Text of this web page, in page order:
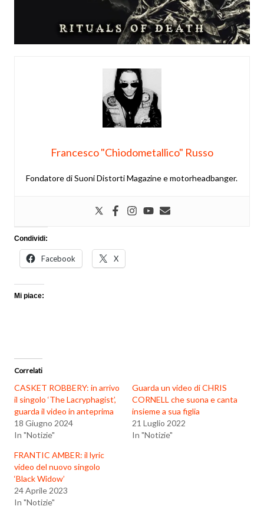
Francesco "Chiodometallico" Russo
Fondatore di Suoni Distorti Magazine e motorheadbanger.
Condividi:
Facebook X
Mi piace:
Correlati
CASKET ROBBERY: in arrivo
il singolo ‘The Lacryphagist’,
guarda il video in anteprima
18 Giugno 2024
In "Notizie"
Guarda un video di CHRIS
CORNELL che suona e canta
insieme a sua figlia
21 Luglio 2022
In "Notizie"
FRANTIC AMBER: il lyric
video del nuovo singolo
‘Black Widow’
24 Aprile 2023
In "Notizie"